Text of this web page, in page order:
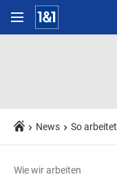
News So
Wie wir arbeiten